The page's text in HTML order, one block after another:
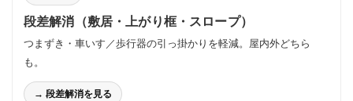
段差解消（敷居・上がり框・スロープ）
つまずき・車いす／歩行器の引っ掛かりを軽減。屋内外どちら
も。
→ 段差解消を見る